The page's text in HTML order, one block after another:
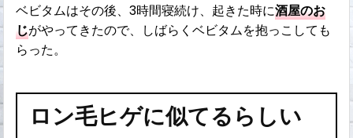
ベビタムはその後、3時間寝続け、起きた時に酒屋のお
じがやってきたので、しばらくベビタムを抱っこしても
らった。
ロン毛ヒゲに似てるらしい